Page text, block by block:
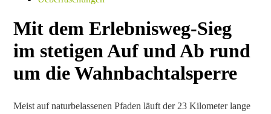
Mit dem Erlebnisweg-Sieg
im stetigen Auf und Ab rund
um die Wahnbachtalsperre
Meist auf naturbelassenen Pfaden läuft der 23 Kilometer lange